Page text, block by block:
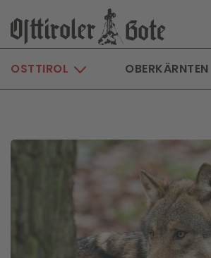
Skip to main content
OSTTIROL OBERKÄRNTEN